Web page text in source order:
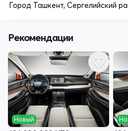
Город Ташкент, Сергелийский
Рекомендации
Новый